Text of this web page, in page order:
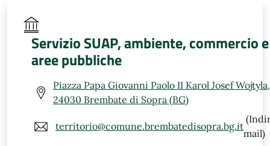
Servizio SUAP, ambiente, commercio e
aree pubbliche
Piazza Papa Giovanni Paolo II Karol Josef
24030 Brembate di Sopra (BG)
territorio@comune.brembatedisopra.bg.it
mail)